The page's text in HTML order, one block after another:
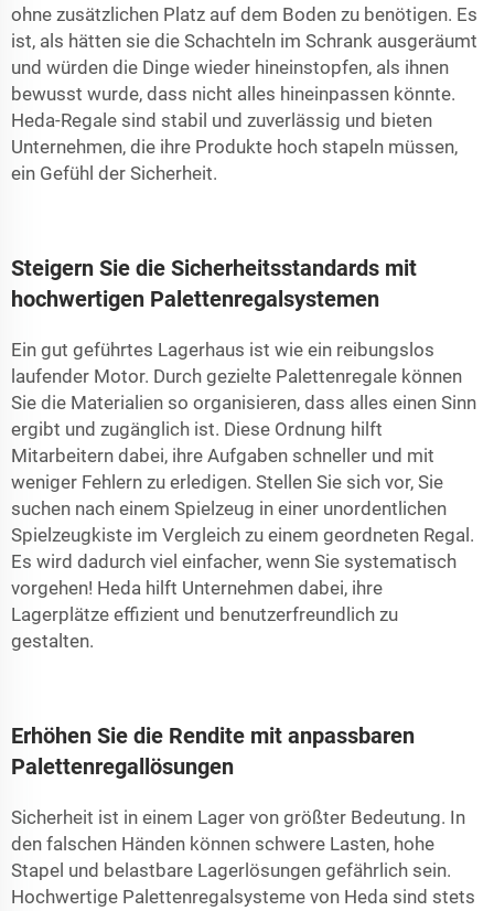
ohne zusätzlichen Platz auf dem Boden zu benötigen. Es
ist, als hätten sie die Schachteln im Schrank ausgeräumt
und würden die Dinge wieder hineinstopfen, als ihnen
bewusst wurde, dass nicht alles hineinpassen könnte.
Heda-Regale sind stabil und zuverlässig und bieten
Unternehmen, die ihre Produkte hoch stapeln müssen,
ein Gefühl der Sicherheit.
Steigern Sie die Sicherheitsstandards mit
hochwertigen Palettenregalsystemen
Ein gut geführtes Lagerhaus ist wie ein reibungslos
laufender Motor. Durch gezielte Palettenregale können
Sie die Materialien so organisieren, dass alles einen Sinn
ergibt und zugänglich ist. Diese Ordnung hilft
Mitarbeitern dabei, ihre Aufgaben schneller und mit
weniger Fehlern zu erledigen. Stellen Sie sich vor, Sie
suchen nach einem Spielzeug in einer unordentlichen
Spielzeugkiste im Vergleich zu einem geordneten Regal.
Es wird dadurch viel einfacher, wenn Sie systematisch
vorgehen! Heda hilft Unternehmen dabei, ihre
Lagerplätze effizient und benutzerfreundlich zu
gestalten.
Erhöhen Sie die Rendite mit anpassbaren
Palettenregallösungen
Sicherheit ist in einem Lager von größter Bedeutung. In
den falschen Händen können schwere Lasten, hohe
Stapel und belastbare Lagerlösungen gefährlich sein.
Hochwertige Palettenregalsysteme von Heda sind stets